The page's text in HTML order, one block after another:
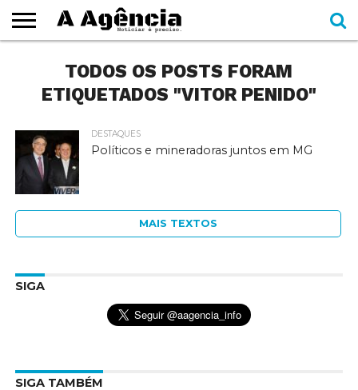
CADERNOS
SEÇÕES
ESPECIAIS
COMO
AJUDAR
CONTATOTODOS OS POSTS FORAM
ETIQUETADOS "VITOR PENIDO"
DESTAQUES
Políticos e mineradoras juntos em MG
MAIS TEXTOS
SIGA
SIGA TAMBÉM